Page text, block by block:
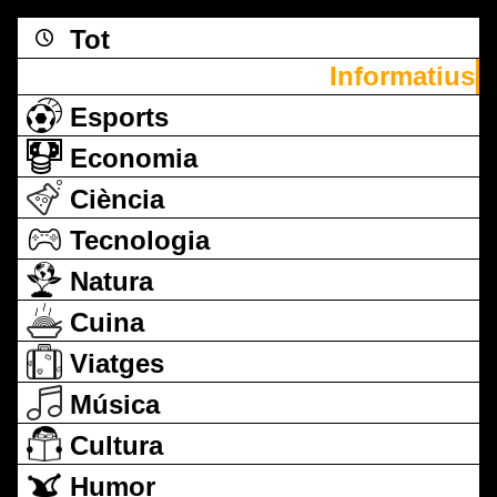
Tot
Informatius
Esports
Economia
Ciència
Tecnologia
Natura
Cuina
Viatges
Música
Cultura
Humor